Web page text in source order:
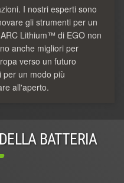
I nostri esperti sono
gli strumenti per un
Lithium™ di EGO non
anche migliori per
verso un futuro
per un modo più
all'aperto.
BATTERIA